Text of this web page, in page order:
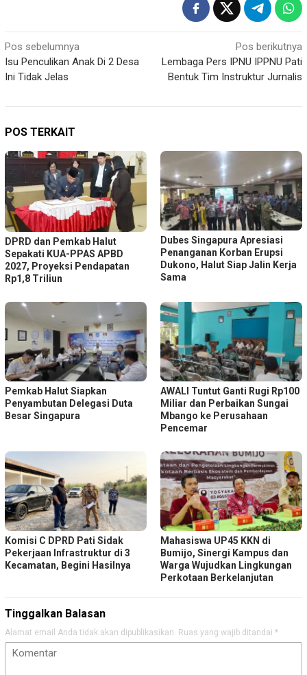
Navigasi
pos
Pos sebelumnya
Isu Penculikan Anak Di 2 Desa
Ini Tidak Jelas
Pos berikutnya
Lembaga Pers IPNU IPPNU Pati
Bentuk Tim Instruktur Jurnalis
POS TERKAIT
DPRD dan Pemkab Halut
Sepakati KUA-PPAS APBD
2027, Proyeksi Pendapatan
Rp1,8 Triliun
Dubes Singapura Apresiasi
Penanganan Korban Erupsi
Dukono, Halut Siap Jalin Kerja
Sama
Pemkab Halut Siapkan
Penyambutan Delegasi Duta
Besar Singapura
AWALI Tuntut Ganti Rugi Rp100
Miliar dan Perbaikan Sungai
Mbango ke Perusahaan
Pencemar
Komisi C DPRD Pati Sidak
Pekerjaan Infrastruktur di 3
Kecamatan, Begini Hasilnya
Mahasiswa UP45 KKN di
Bumijo, Sinergi Kampus dan
Warga Wujudkan Lingkungan
Perkotaan Berkelanjutan
Tinggalkan Balasan
Alamat email Anda tidak akan dipublikasikan. Ruas yang wajib ditandai *